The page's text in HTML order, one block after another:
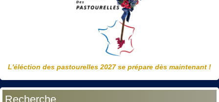
L'éléction des pastourelles 2027 se prépare dès maintenant !
Recherche